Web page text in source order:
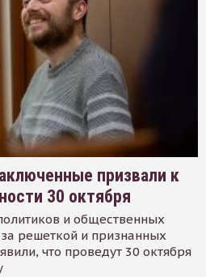
призвали к
30 октября
и общественных
решеткой и признанных
что проведут 30 октября